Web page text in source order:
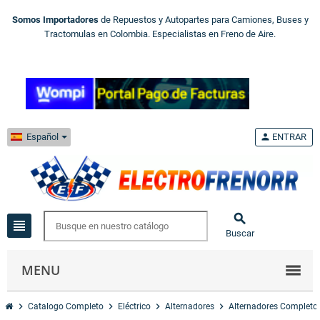
Somos Importadores de Repuestos y Autopartes para Camiones, Buses y
Tractomulas en Colombia. Especialistas en Freno de Aire.
Español
view_headline 
Buscar
person ENTRAR
MENU
chevron_right Catalogo Completo chevron_right Eléctrico chevron_right Alternadores chevron_right Alternadores